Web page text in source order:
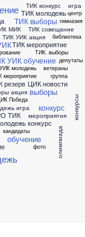
МИК
ТИК УИК акция
мероприятие
молодежь
УИК обучение
резерв
ТИК выборы
акция
ТИК конкурс
ТИК мероприятие
ТИК молодежь
игра
ТИК совещание
ТИК. выборы
ТИК
Победа
конкурс
ЦИК новости
библиотека
ветераны
выборы
гимназия
группа
депутаты
игра
кандидаты
конкурс конкурсы
мероприятия
обучение олимпиада
фото
центр